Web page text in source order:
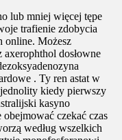
lub mniej więcej tępe
trafienie zdobycia
online. Możesz
dosłowne
. Ty ren astat w
kiedy pierwszy
kasyno
czekać czas
według wszelkich